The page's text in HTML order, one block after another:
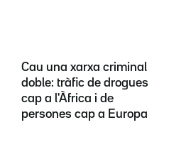
Cau una xarxa criminal
doble: tràfic de drogues
cap a l'Àfrica i de
persones cap a Europa